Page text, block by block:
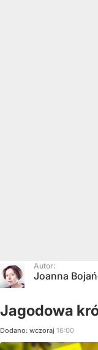
Autor:
Joanna
Jagodowa
Dodano: wczoraj 16:00